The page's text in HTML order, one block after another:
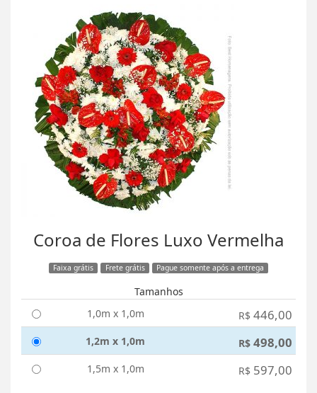
Coroa de Flores Luxo Vermelha
Faixa grátis Frete grátis Pague somente após a entrega
Tamanhos
1,0m x 1,0m
R$ 446,00
1,2m x 1,0m R$ 498,00
1,5m x 1,0m R$ 597,00